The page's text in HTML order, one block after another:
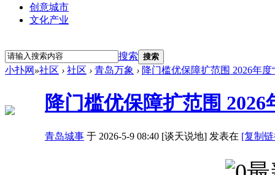
创意城市
文化产业
搜索 搜索
小扑网 »社区 › 社区 › 青岛万象 › 降门槛优保障扩范围 2026年度
降门槛优保障扩范围 2026
青岛城事 于 2026-5-9 08:40 [谈天说地] 发表在 [复制